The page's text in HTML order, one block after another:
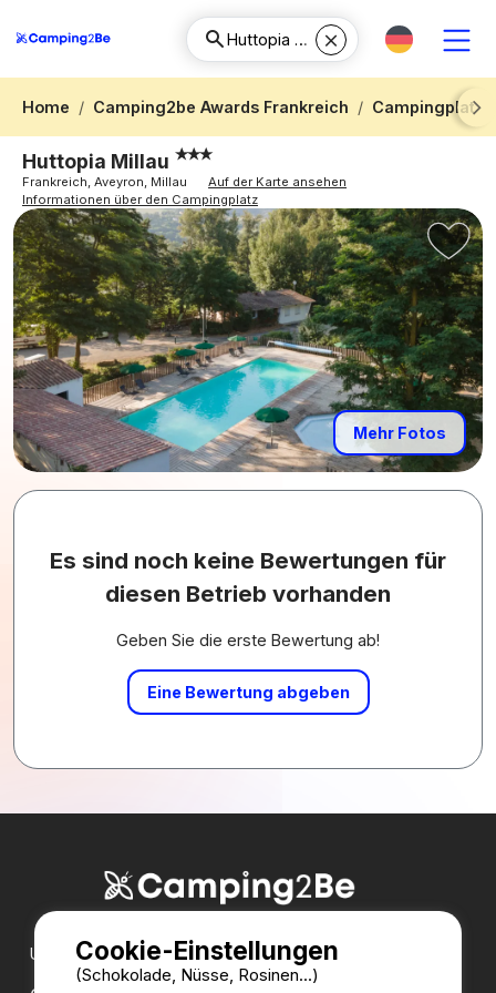
Home Camping2be Awards Frankreich
Campingplatz
Next
Huttopia Millau
Frankreich, Aveyron, Millau
Auf der Karte ansehen
Informationen über den Campingplatz
Mehr Fotos
Es sind noch keine Bewertungen für
diesen Betrieb vorhanden
Geben Sie die erste Bewertung ab!
Eine Bewertung abgeben
Unsere Partner:
Cookie-Einstellungen
(Schokolade, Nüsse, Rosinen...)